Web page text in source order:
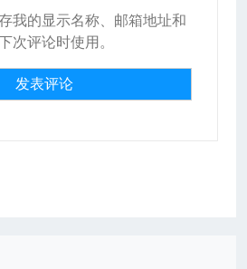
我的显示名称、邮箱地址和
次评论时使用。